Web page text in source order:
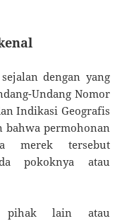
dengan yang
Undang Nomor
Indikasi Geografis
bahwa permohonan
merek tersebut
pokoknya atau
pihak lain atau